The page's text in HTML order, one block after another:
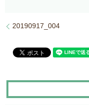
20190917_004